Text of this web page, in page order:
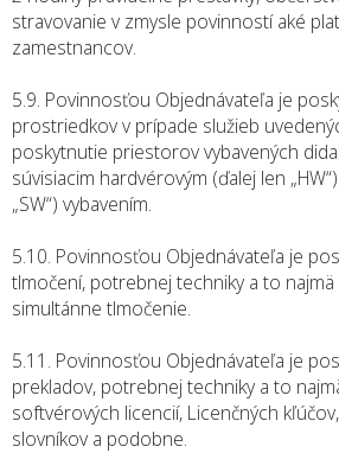
stravovanie v zmysle povinností aké
zamestnancov.
5.9. Povinnosťou Objednávateľa je
prostriedkov v prípade služieb
poskytnutie priestorov vybavených
súvisiacim hardvérovým (ďalej len
„SW“) vybavením.
5.10. Povinnosťou Objednávateľa je
tlmočení, potrebnej techniky a to najmä
simultánne tlmočenie.
5.11. Povinnosťou Objednávateľa je
prekladov, potrebnej techniky a to
softvérových licencií, Licenčných
slovníkov a podobne.